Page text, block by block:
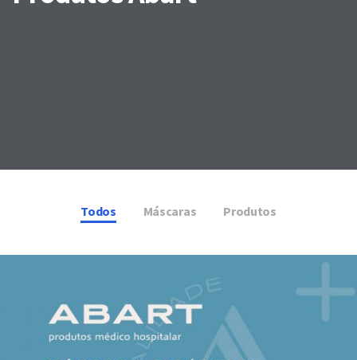
Todos Máscaras Produtos